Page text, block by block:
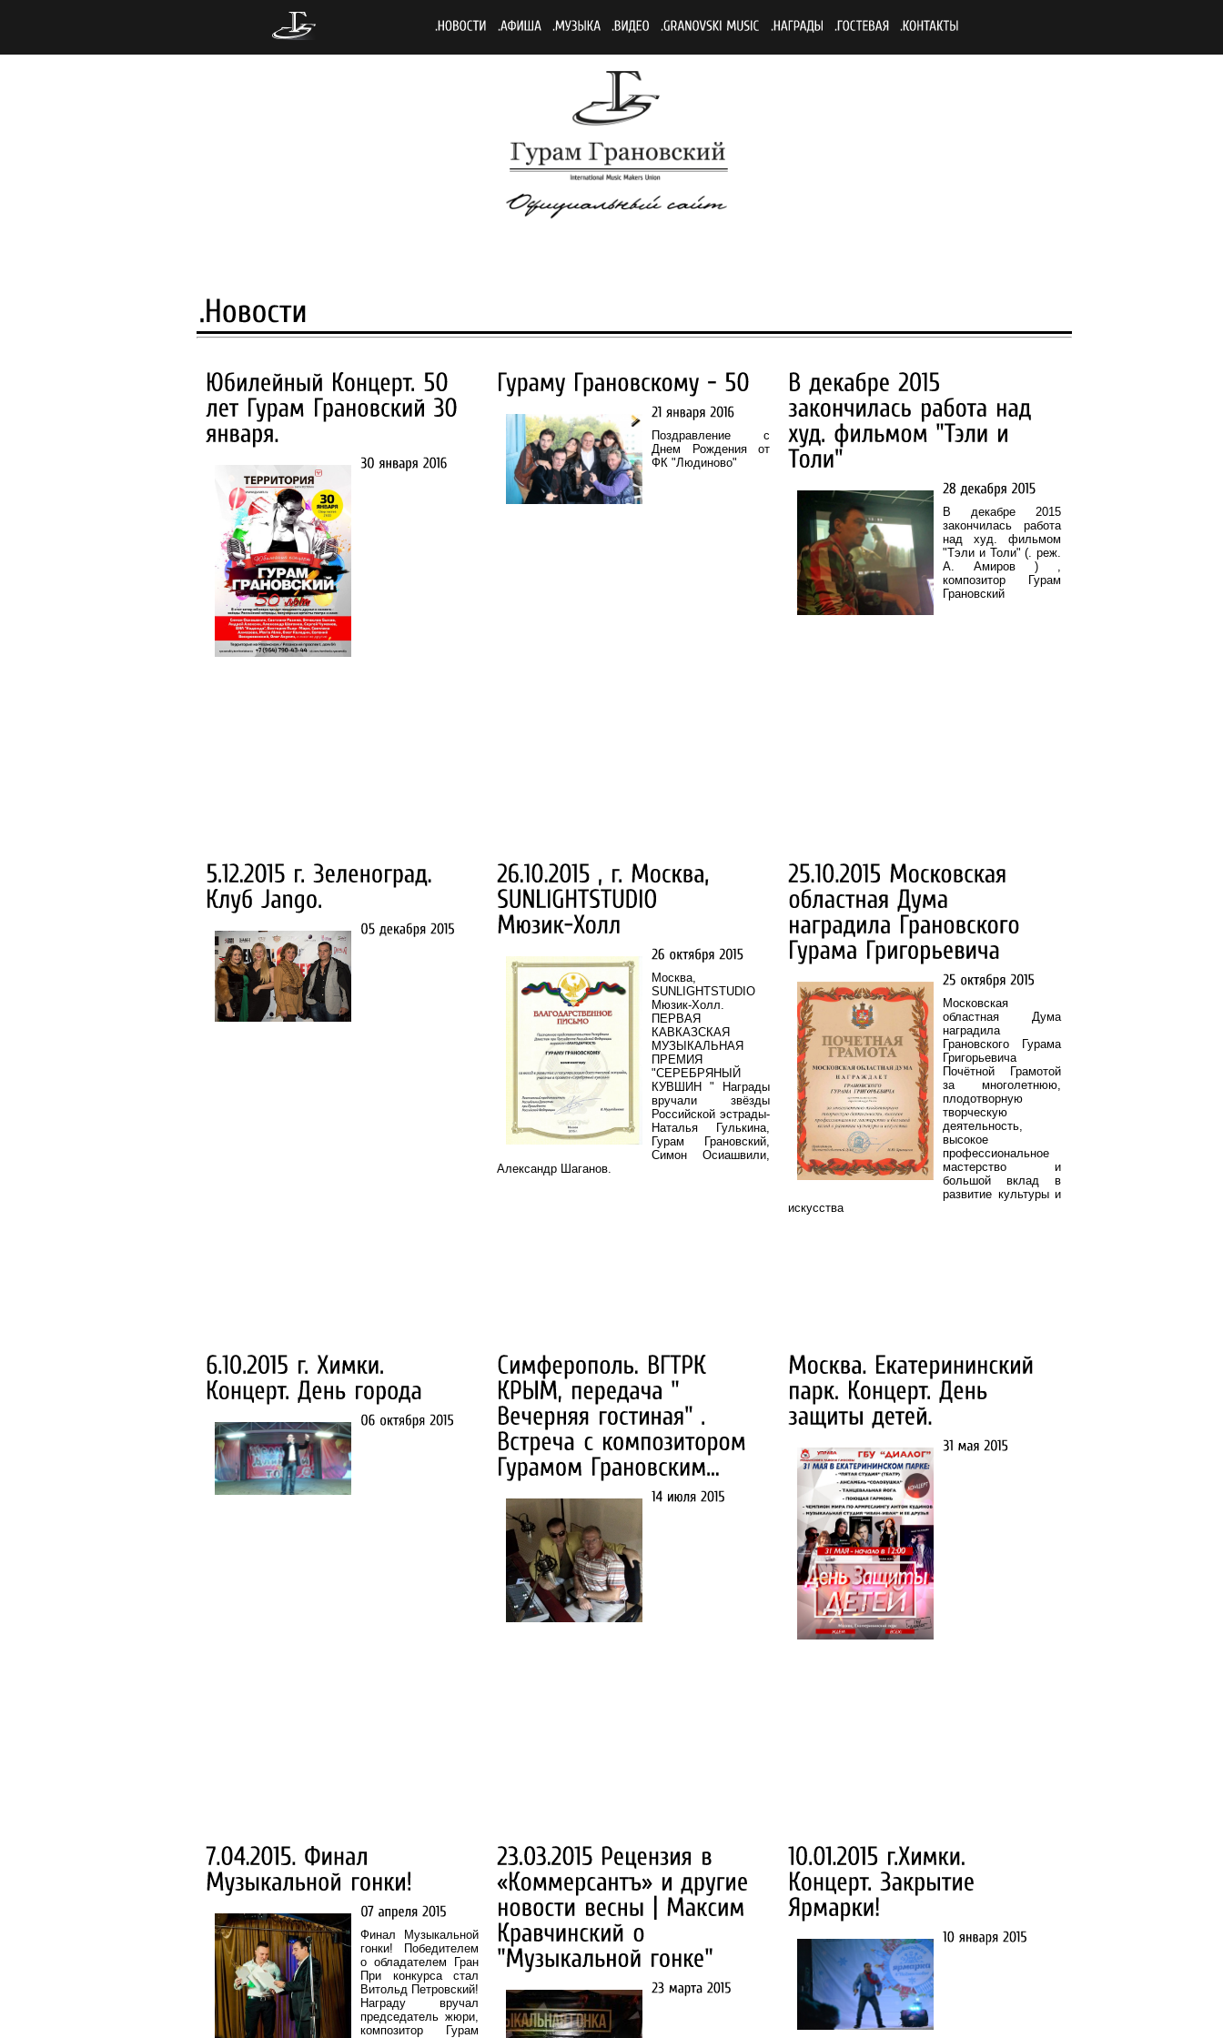
Поздравление с
Днем Рождения от
ФК "Людиново"
В декабре 2015
закончилась работа
над худ. фильмом
"Тэли и Толи" (. реж.
А. Амиров ) ,
композитор Гурам
Грановский
Москва,
SUNLIGHTSTUDIO
Мюзик-Холл.
ПЕРВАЯ
КАВКАЗСКАЯ
МУЗЫКАЛЬНАЯ
ПРЕМИЯ
"СЕРЕБРЯНЫЙ
КУВШИН " Награды
вручали звёзды
Российской эстрады-
Наталья Гулькина,
Гурам Грановский,
Симон Осиашвили,
Александр Шаганов.
Московская
областная Дума
наградила
Грановского Гурама
Григорьевича
Почётной Грамотой
за многолетнюю,
плодотворную
творческую
деятельность,
высокое
профессиональное
мастерство и
большой вклад в
развитие культуры и
искусства
Финал Музыкальной
гонки! Победителем
о обладателем Гран
При конкурса стал
Витольд Петровский!
Награду вручал
председатель жюри,
композитор Гурам